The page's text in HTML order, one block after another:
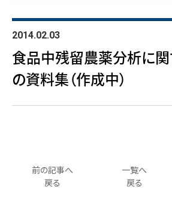
2014.02.03
食品中残留農薬分析に
の資料集（作成中）
一覧へ
戻る
前の記事へ
戻る